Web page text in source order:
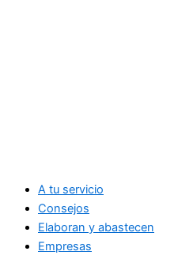
A tu servicio
Consejos
Elaboran y abastecen
Empresas